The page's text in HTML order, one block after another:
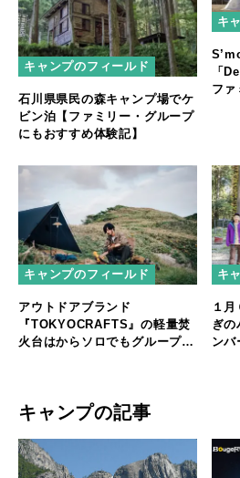
キャンプのフィールド
石川県県民の森キャンプ場でケ
ビン泊【ファミリー・グループ
にもおすすめ体験記】
キ
「
ファ
キャンプのフィールド
アウトドアブランド
『TOKYOCRAFTS』の軽量焚
火台はからソロでもグループで
キ
１
ぎ
ンバ
キャンプの記事